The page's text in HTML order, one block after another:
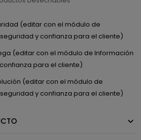
(editar con el módulo de
y confianza para el cliente)
(editar con el módulo de Información
para el cliente)
(editar con el módulo de
y confianza para el cliente)